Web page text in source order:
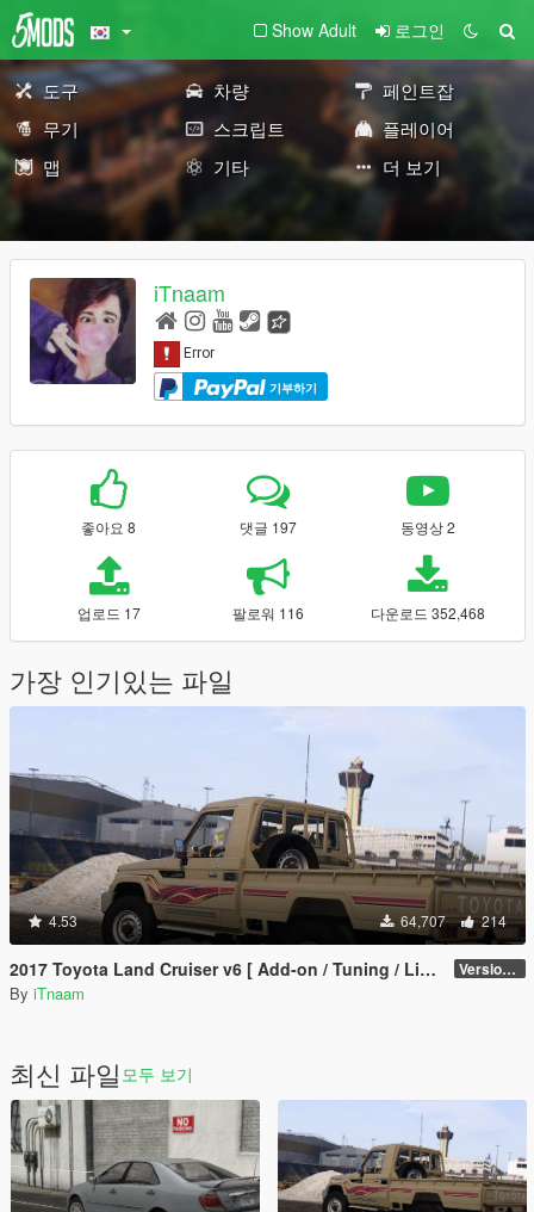
Show Adult 로그인
도구 차량
페인트잡
무기
스크립트
플레이어
맵
기타 더 보기
iTnaam
기부하기
좋아요 8 댓글 197 동영상 2
업로드 17 팔로워 116 다운로드 352,468
가장 인기있는 파일
4.53 64,707 214
2017 Toyota Land Cruiser v6 [ Add-on / Tuning / Livery / Replace] Version 2.3N
By iTnaam
최신 파일 모두 보기